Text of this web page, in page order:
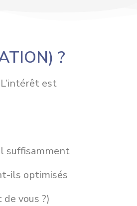
?
est
suffisamment
ils optimisés
vous ?)